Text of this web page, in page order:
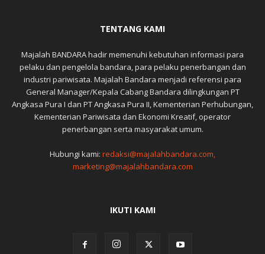
TENTANG KAMI
Majalah BANDARA hadir memenuhi kebutuhan informasi para
pelaku dan pengelola bandara, para pelaku penerbangan dan
industri pariwisata. Majalah Bandara menjadi referensi para
General Manager/Kepala Cabang Bandara dilingkungan PT
Angkasa Pura I dan PT Angkasa Pura II, Kementerian Perhubungan,
Kementerian Pariwisata dan Ekonomi Kreatif, operator
penerbangan serta masyarakat umum.
Hubungi kami: redaksi@majalahbandara.com,
marketing@majalahbandara.com
IKUTI KAMI